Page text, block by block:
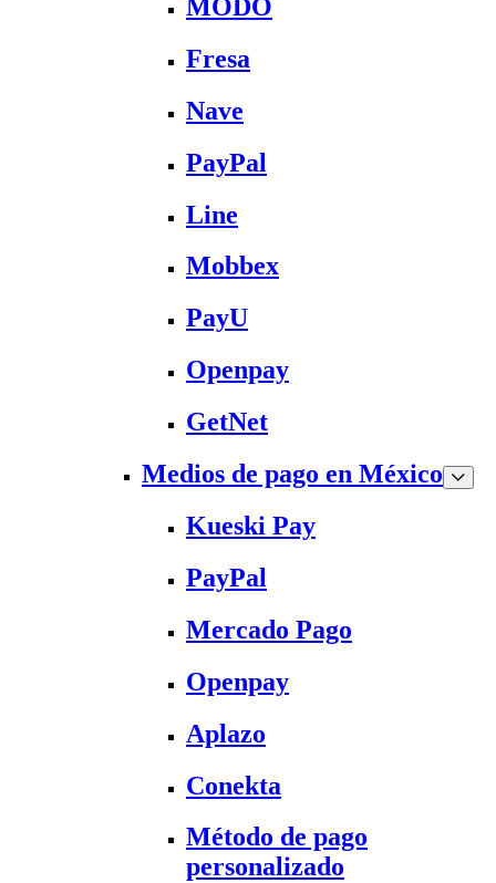
MODO
Fresa
Nave
PayPal
Line
Mobbex
PayU
Openpay
GetNet
Medios de pago en México
Kueski Pay
PayPal
Mercado Pago
Openpay
Aplazo
Conekta
Método de pago
personalizado